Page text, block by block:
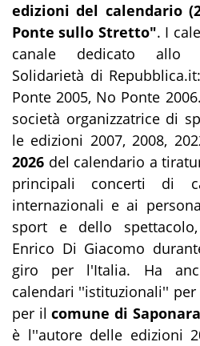
edizioni del calendario
Ponte sullo Stretto". I
canale dedicato allo
Solidarietà di
Ponte 2005, No Ponte 2006
società organizzatrice di
le edizioni 2007, 2008,
2026 del calendario a
principali concerti di
internazionali e ai
sport e dello
Enrico Di Giacomo
giro per l'Italia. Ha
calendari ''istituzionali'' per
per ilcomune di Saponara
è l''autore delle edizioni